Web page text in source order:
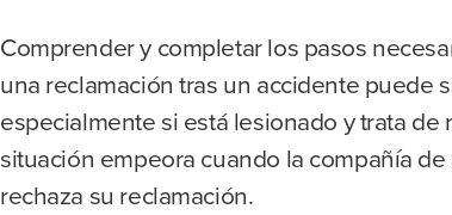
Comprender y completar los pasos
una reclamación tras un accidente puede
especialmente si está lesionado y trata de
situación empeora cuando la compañía
rechaza su reclamación.